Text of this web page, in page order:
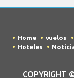
Home vuelos
Hoteles
COPYRIGHT